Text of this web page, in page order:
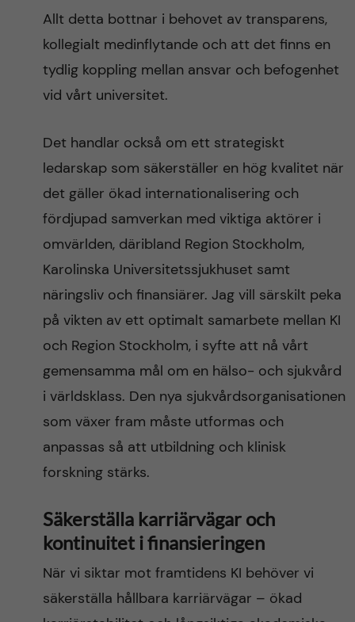
Allt detta bottnar i behovet av transparens,
kollegialt medinflytande och att det finns en
tydlig koppling mellan ansvar och befogenhet
vid vårt universitet.
Det handlar också om ett strategiskt
ledarskap som säkerställer en hög kvalitet när
det gäller ökad internationalisering och
fördjupad samverkan med viktiga aktörer i
omvärlden, däribland Region Stockholm,
Karolinska Universitetssjukhuset samt
näringsliv och finansiärer. Jag vill särskilt peka
på vikten av ett optimalt samarbete mellan KI
och Region Stockholm, i syfte att nå vårt
gemensamma mål om en hälso- och sjukvård
i världsklass. Den nya sjukvårdsorganisationen
som växer fram måste utformas och
anpassas så att utbildning och klinisk
forskning stärks.
Säkerställa karriärvägaroch
kontinuitet i finansieringen
När vi siktar mot framtidens KI behöver vi
säkerställa hållbara karriärvägar – ökad